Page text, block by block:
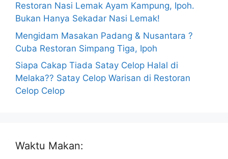
Restoran Nasi Lemak Ayam Kampung, Ipoh.
Bukan Hanya Sekadar Nasi Lemak!
Mengidam Masakan Padang & Nusantara ?
Cuba Restoran Simpang Tiga, Ipoh
Siapa Cakap Tiada Satay Celop Halal di
Melaka?? Satay Celop Warisan di Restoran
Celop Celop
Waktu Makan: